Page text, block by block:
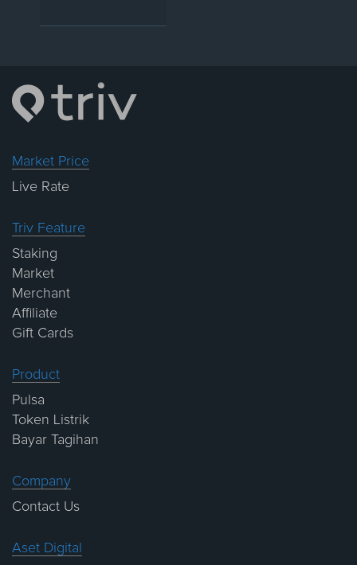
Market Price
Live Rate
Triv Feature
Staking
Market
Merchant
Affiliate
Gift Cards
Product
Pulsa
Token Listrik
Bayar Tagihan
Company
Contact Us
Aset Digital